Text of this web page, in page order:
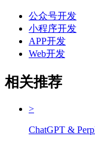
公众号开发
小程序开发
APP开发
Web开发
相关推荐
>
ChatGPT &